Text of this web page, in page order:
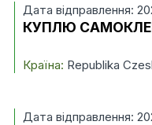
Дата відправлення:
КУПЛЮ
Країна: Republika
Дата відправлення: